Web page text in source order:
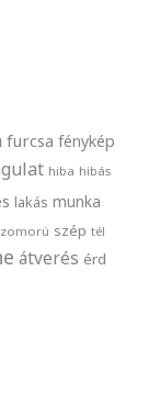
furcsa fénykép
hiba hibás
lakás munka
szép tél
átverés érd